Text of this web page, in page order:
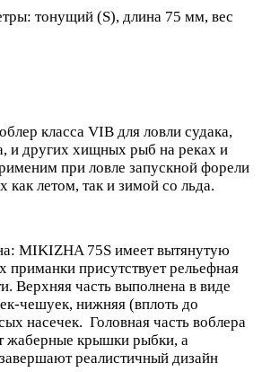
тонущий (S), длина 75 мм, вес
класса VIB для ловли судака,
и других хищных рыб на реках и
при ловле запускной форели
как летом, так и зимой со льда.
MIKIZHA 75S имеет вытянутую
приманки присутствует рельефная
Верхняя часть выполнена в виде
чешуек, нижняя (вплоть до
насечек. Головная часть воблера
жаберные крышки рыбки, а
реалистичный дизайн